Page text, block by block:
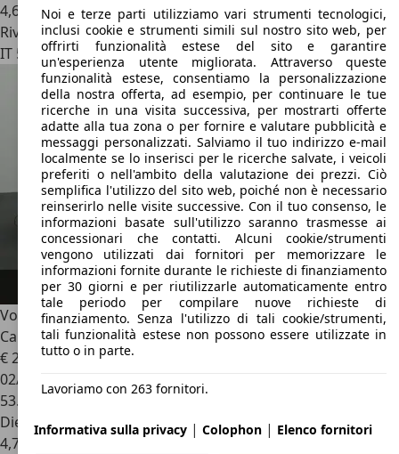
4,6 l/100 km (comb.)
Rivenditore
IT 50019Sesto Fiorentino - Firenze - Fi
Volkswagen Golf GTD2.0 TDI 184cv DSG / 19"Brescia / LED /
Camera / Discover Media / ACC
€ 25.990
02/2019
53.050 km
Diesel
4,7 l/100 km (comb.)
Noi e terze parti utilizziamo vari strumenti tecnologici,
inclusi cookie e strumenti simili sul nostro sito web, per
offrirti funzionalità estese del sito e garantire
un'esperienza utente migliorata. Attraverso queste
funzionalità estese, consentiamo la personalizzazione
della nostra offerta, ad esempio, per continuare le tue
ricerche in una visita successiva, per mostrarti offerte
adatte alla tua zona o per fornire e valutare pubblicità e
messaggi personalizzati. Salviamo il tuo indirizzo e-mail
localmente se lo inserisci per le ricerche salvate, i veicoli
preferiti o nell'ambito della valutazione dei prezzi. Ciò
semplifica l'utilizzo del sito web, poiché non è necessario
reinserirlo nelle visite successive. Con il tuo consenso, le
informazioni basate sull'utilizzo saranno trasmesse ai
concessionari che contatti. Alcuni cookie/strumenti
vengono utilizzati dai fornitori per memorizzare le
informazioni fornite durante le richieste di finanziamento
per 30 giorni e per riutilizzarle automaticamente entro
tale periodo per compilare nuove richieste di
finanziamento. Senza l'utilizzo di tali cookie/strumenti,
tali funzionalità estese non possono essere utilizzate in
tutto o in parte.
Lavoriamo con 263 fornitori.
Informativa sulla privacy | Colophon | Elenco fornitori